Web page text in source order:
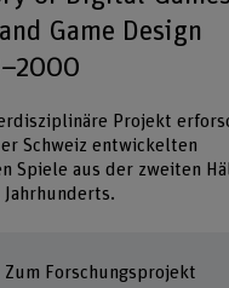
Game Design
Projekt
Schweiz entwickelten
Spiele aus der zweiten
Jahrhunderts.
anzeigen
Zum Forschungsprojekt